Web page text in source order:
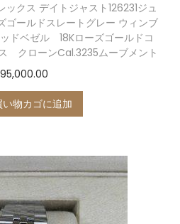
クス デイトジャスト126231ジュ
ールドスレートグレー ウィンブ
ドベゼル 18Kローズゴールドコ
クローンCal.3235ムーブメント
95,000.00
い物カゴに追加